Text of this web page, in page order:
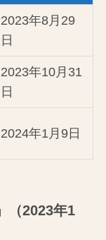
2023年8月29
日
2023年10月31
日
2024年1月9日
（2023年1